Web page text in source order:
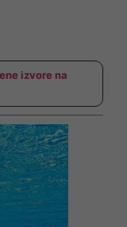
izvore na